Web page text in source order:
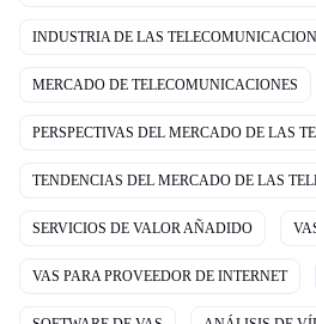
INDUSTRIA DE LAS
MERCADO DE TELECOMUNICACIONES
PERSPECTIVAS DEL MERCADO DE LAS
TENDENCIAS DEL MERCADO DE LAS
SERVICIOS DE VALOR AÑADIDO
VAS PARA PROVEEDOR DE INTERNET